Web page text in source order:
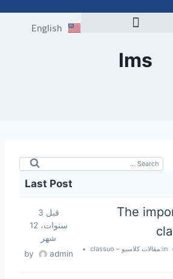
English
lms
Last Post
The
in: مقالات كلاسيو – classuo
قبل 3
سنوات، 12
شهر
by
admin